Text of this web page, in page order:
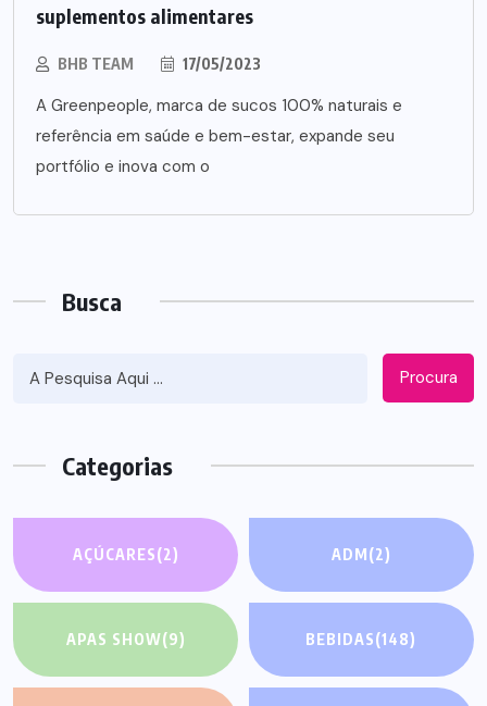
suplementos alimentares
BHB TEAM 17/05/2023
A Greenpeople, marca de sucos 100% naturais e
referência em saúde e bem-estar, expande seu
portfólio e inova com o
Busca
Procura
Categorias
AÇÚCARES(2) ADM(2)
APAS SHOW(9) BEBIDAS(148)